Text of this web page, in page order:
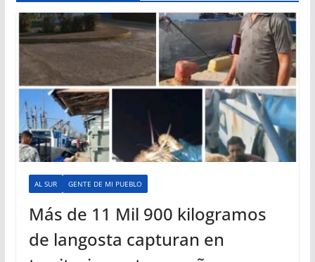
AL SUR GENTE DE MI PUEBLO
Más de 11 Mil 900 kilogramos
de langosta capturan en